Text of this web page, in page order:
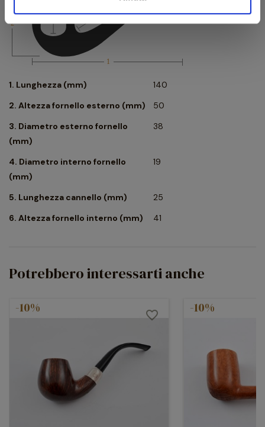
1. Lunghezza (mm)
140
2. Altezza fornello esterno (mm)
50
3. Diametro esterno fornello
(mm)
38
4. Diametro interno fornello
(mm)
19
5. Lunghezza cannello (mm)
25
6. Altezza fornello interno (mm)
41
Potrebbero interessarti anche
-10% favorite_border -10%